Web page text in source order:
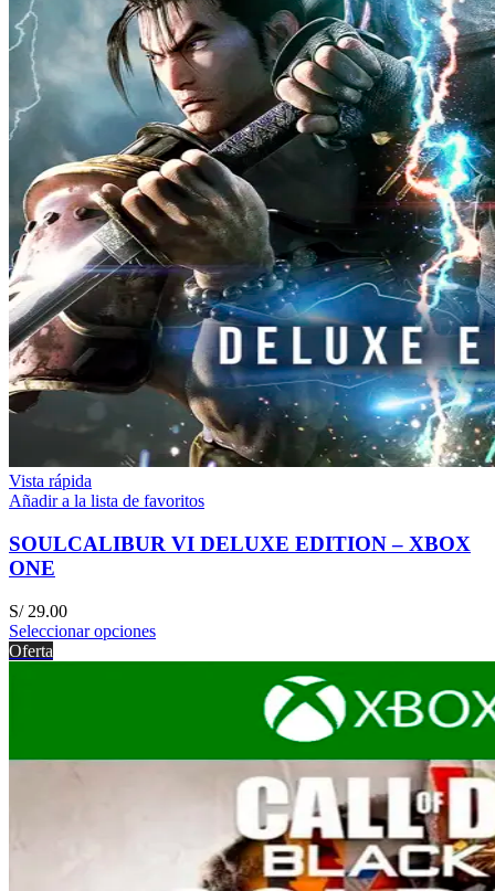
Vista rápida
Añadir a la lista de favoritos
SOULCALIBUR VI DELUXE EDITION – XBOX
ONE
S/29.00
Seleccionar opciones
Oferta